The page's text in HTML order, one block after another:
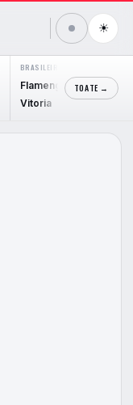
☀
BRASILEIRÃO SERIE A
Flamengo
2
Vitoria
TOATE →